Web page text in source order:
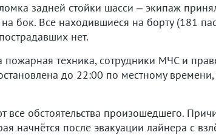
задней стойки шасси – экипаж
бок. Все находившиеся на борту (181
нет.
пожарная техника, сотрудники МЧС и
до 22:00 по местному
все обстоятельства произошедшего.
начнётся после эвакуации лайнера с